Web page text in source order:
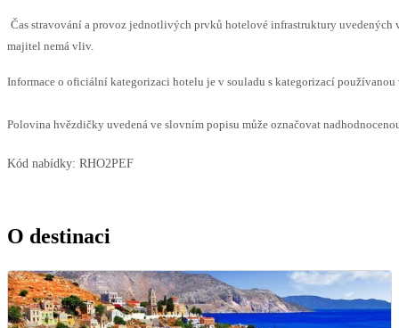
Čas stravování a provoz jednotlivých prvků hotelové infrastruktury uvedených
majitel nemá vliv.
Informace o oficiální kategorizaci hotelu je v souladu s kategorizací
Polovina hvězdičky uvedená ve slovním popisu může označovat
Kód nabídky: RHO2PEF
O destinaci